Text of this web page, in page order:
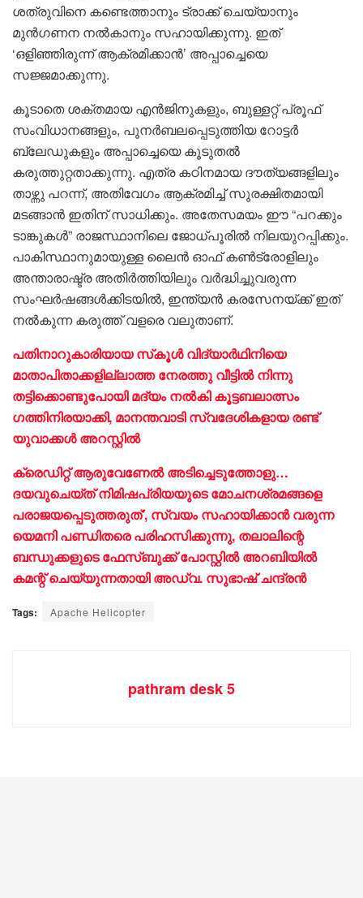
ശത്രുവിനെ കണ്ടെത്താനും ട്രാക്ക് ചെയ്യാനും
മുൻഗണന നൽകാനും സഹായിക്കുന്നു. ഇത്
‘ഒളിഞ്ഞിരുന്ന് ആക്രമിക്കാൻ’ അപ്പാച്ചെയെ
സജ്ജമാക്കുന്നു.
കൂടാതെ ശക്തമായ എൻജിനുകളും, ബുള്ളറ്റ് പ്രൂഫ്
സംവിധാനങ്ങളും, പുനർബലപ്പെടുത്തിയ റോട്ടർ
ബ്ലേഡുകളും അപ്പാച്ചെയെ കൂടുതൽ
കരുത്തുറ്റതാക്കുന്നു. എത്ര കഠിനമായ ദൗത്യങ്ങളിലും
താഴ്ന്നു പറന്ന്, അതിവേഗം ആക്രമിച്ച് സുരക്ഷിതമായി
മടങ്ങാൻ ഇതിന് സാധിക്കും. അതേസമയം ഈ “പറക്കും
ടാങ്കുകൾ” രാജസ്ഥാനിലെ ജോധ്പൂരിൽ നിലയുറപ്പിക്കും.
പാകിസ്ഥാനുമായുള്ള ലൈൻ ഓഫ് കൺട്രോളിലും
അന്താരാഷ്ട്ര അതിർത്തിയിലും വർദ്ധിച്ചുവരുന്ന
സംഘർഷങ്ങൾക്കിടയിൽ, ഇന്ത്യൻ കരസേനയ്ക്ക് ഇത്
നൽകുന്ന കരുത്ത് വളരെ വലുതാണ്.
പതിനാറുകാരിയായ സ്‌കൂൾ വിദ്യാർഥിനിയെ
മാതാപിതാക്കളില്ലാത്ത നേരത്തു വീട്ടിൽ നിന്നു
തട്ടിക്കൊണ്ടുപോയി മദ്യം നൽകി കൂട്ടബലാത്സം​
ഗത്തിനിരയാക്കി, മാനന്തവാടി സ്വദേശികളായ രണ്ട്
യുവാക്കൾ അറസ്റ്റിൽ
ക്രെഡിറ്റ് ആരുവേണേൽ അടിച്ചെടുത്തോളു…
ദയവുചെയ്ത് നിമിഷപ്രിയയുടെ മോചനശ്രമങ്ങളെ
പരാജയപ്പെടുത്തരുത്’, സ്വയം സഹായിക്കാൻ വരുന്ന
യെമനി പണ്ഡിതരെ പരിഹസിക്കുന്നു, തലാലിന്റെ
ബന്ധുക്കളുടെ ഫേസ്ബുക്ക് പോസ്റ്റിൽ അറബിയിൽ
കമന്റ് ചെയ്യുന്നതായി അഡ്വ. സുഭാഷ് ചന്ദ്രൻ
Tags: Apache Helicopter
pathram desk 5